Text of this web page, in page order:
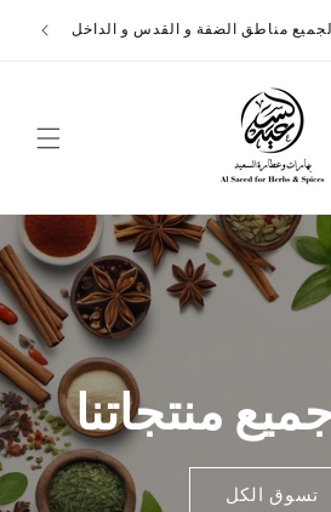
الى
مناطق الضفة و القدس و الداخل
منتجاتنا
تسوق الكل